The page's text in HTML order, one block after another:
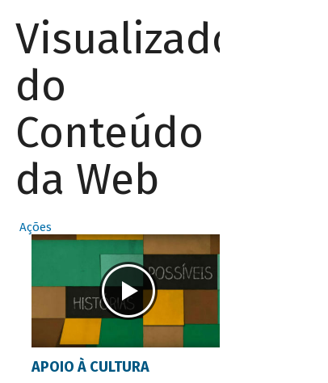
Visualizador
do
Conteúdo
da Web
Ações
APOIO À CULTURA